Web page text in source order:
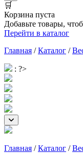
🛒
Корзина пуста
Добавьте товары,
Перейти в каталог
Главная /Каталог /
: ?>
Главная /Каталог /